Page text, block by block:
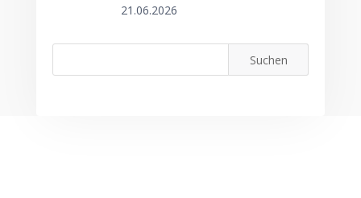
21.06.2026